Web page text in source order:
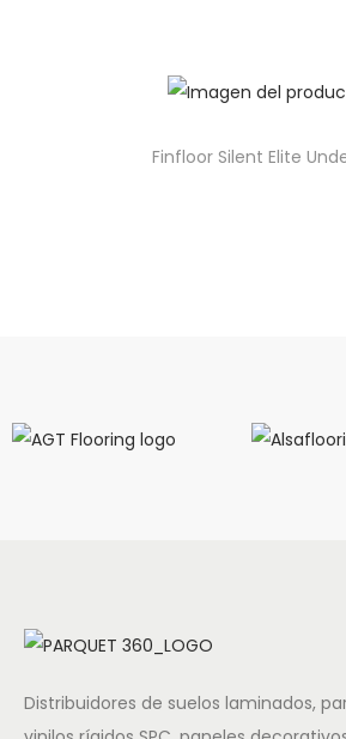
Finfloor Silent Elite
Distribuidores de suelos laminados,